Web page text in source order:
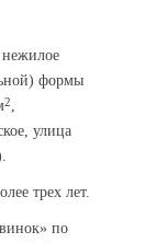
нежилое
формы
2,
улица
трех лет.
по